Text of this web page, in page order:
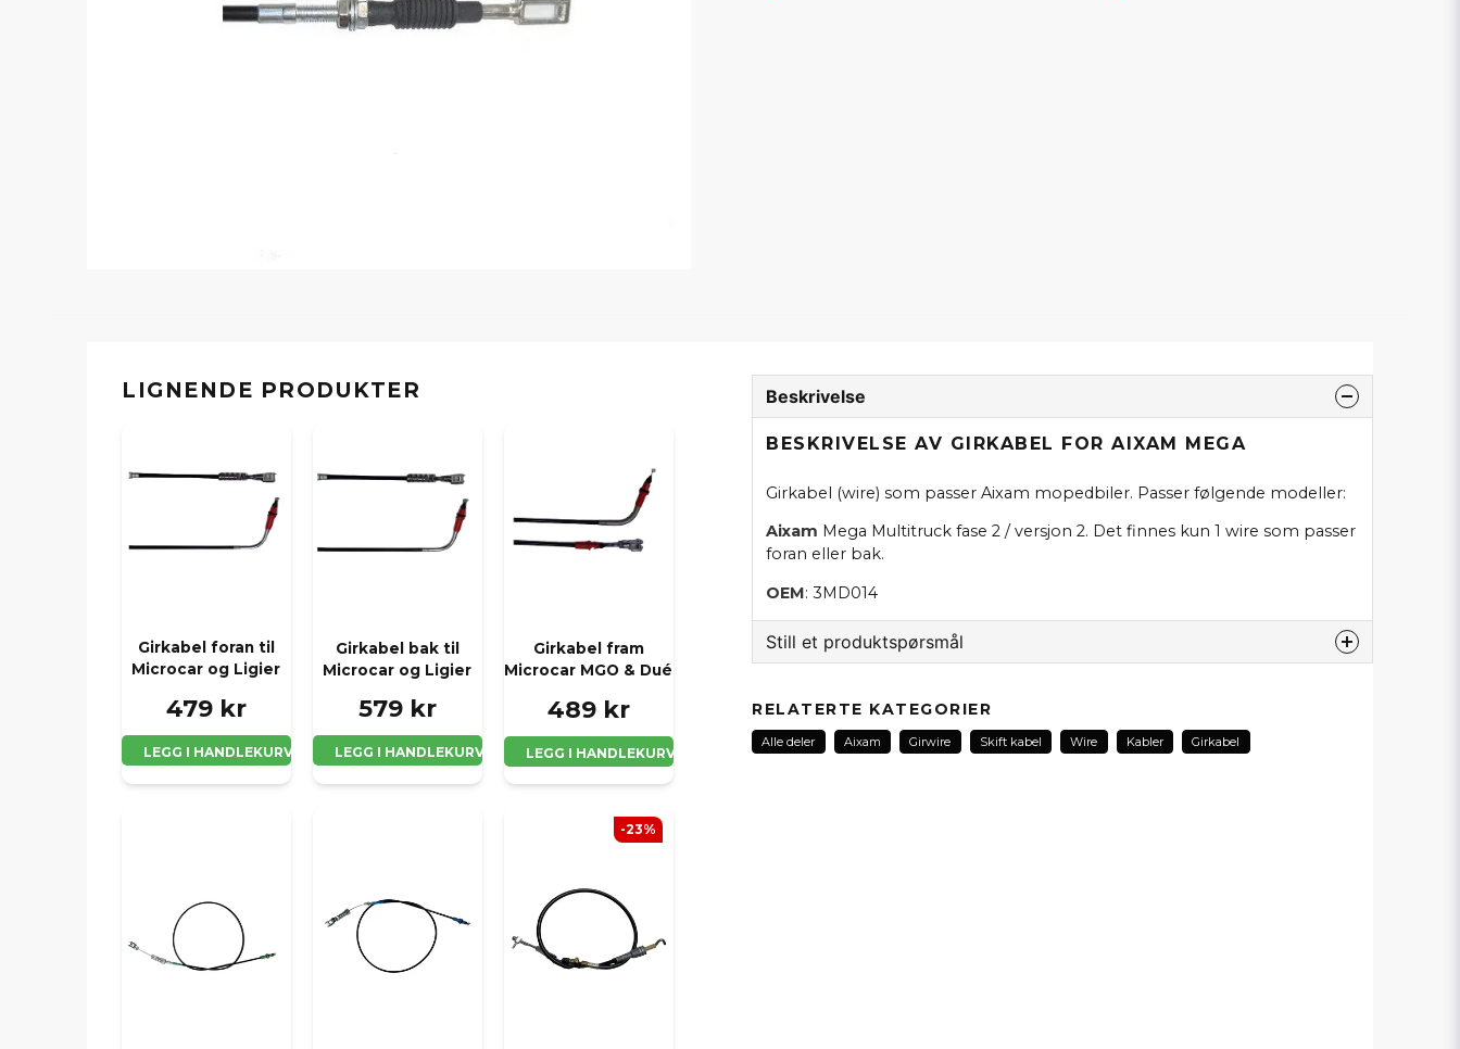
LIGNENDE PRODUKTER
Girkabel foran til
Microcar og Ligier
479 kr
LEGG I HANDLEKURV
Girkabel bak til
Microcar og Ligier
579 kr
LEGG I HANDLEKURV
Girkabel fram
Microcar MGO & Dué
489 kr
LEGG I HANDLEKURV
-23%
Beskrivelse
BESKRIVELSE AV GIRKABEL FOR AIXAM MEGA
Girkabel (wire) som passer Aixam mopedbiler. Passer følgende modeller:
Aixam Mega Multitruck fase 2 / versjon 2. Det finnes kun 1 wire som passer
foran eller bak.
OEM: 3MD014
Still et produktspørsmål
Spør oss noe om dette produktet...
RELATERTE KATEGORIER
Alle deler Aixam Girwire Skift kabel Wire Kabler Girkabel